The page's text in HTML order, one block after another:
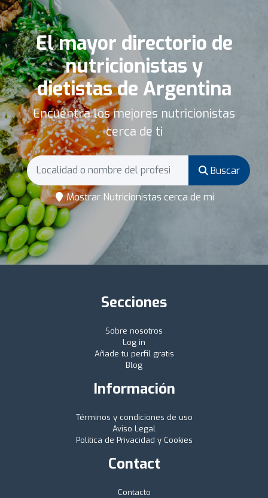
El mayor directorio de
nutricionistas y
dietistas de Argentina
Encuentra los mejores nutricionistas
cerca de ti
Buscar
Mostrar Nutricionistas cerca de mí
Secciones
Sobre nosotros
Log in
Añade tu perfil gratis
Blog
Información
Términos y condiciones de uso
Aviso Legal
Política de Privacidad y Cookies
Contact
Contacto